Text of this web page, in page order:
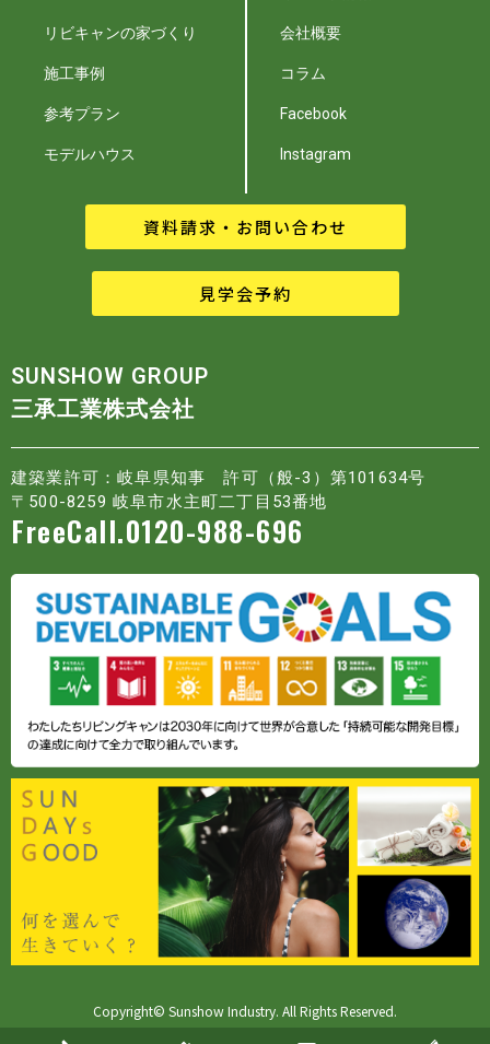
リビキャンの家づくり
施工事例
参考プラン
モデルハウス
会社概要
コラム
Facebook
Instagram
資料請求・お問い合わせ
見学会予約
SUNSHOW GROUP
三承工業株式会社
建築業許可：岐阜県知事 許可（般-3）第101634号
〒500-8259 岐阜市水主町二丁目53番地
FreeCall.0120-988-696
Copyright© Sunshow Industry. All Rights Reserved.